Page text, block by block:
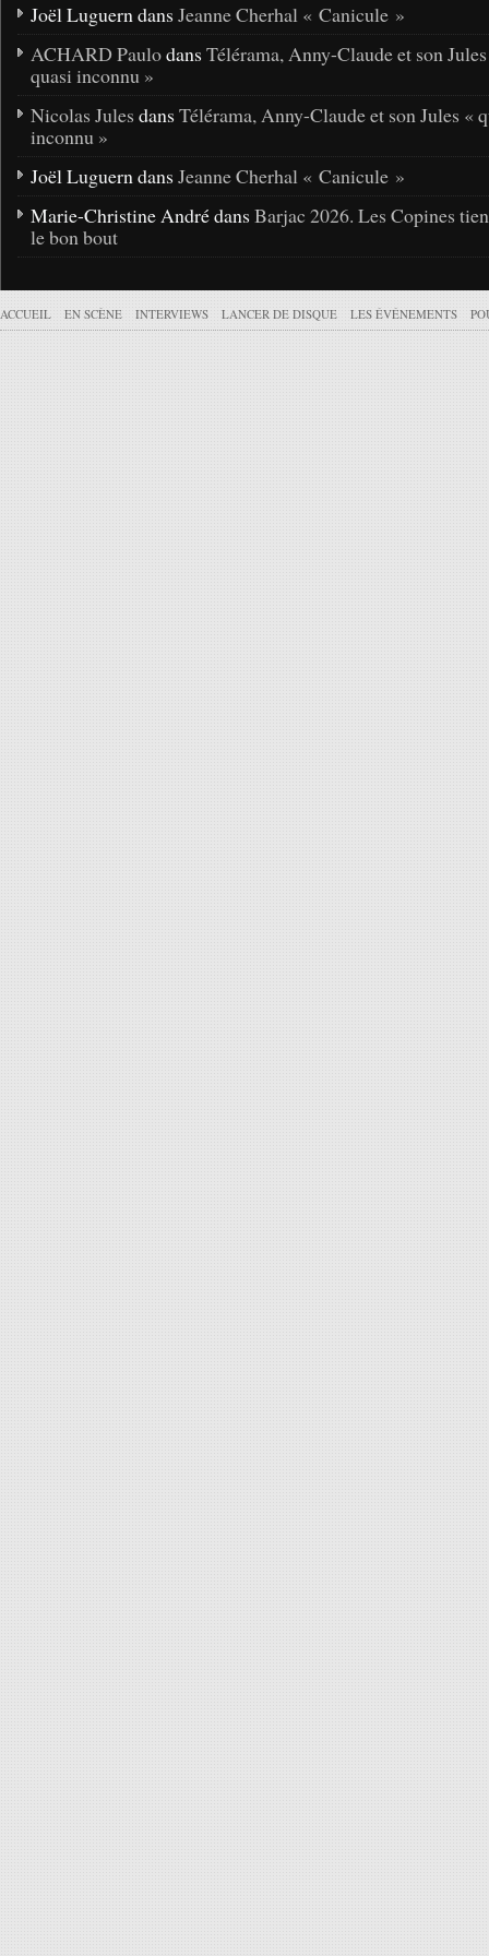
Joël Luguern dans Jeanne Cherhal « Canicule »
ACHARD Paulodans Télérama, Anny-Claude et son
quasi inconnu »
Nicolas Jules dans Télérama, Anny-Claude et son Jules «
inconnu »
Joël Luguern dans Jeanne Cherhal « Canicule »
Marie-Christine André dans Barjac 2026. Les Copines
le bon bout
ACCUEIL EN SCÈNE INTERVIEWS LANCER DE DISQUE LES ÉVÉNEMENTS